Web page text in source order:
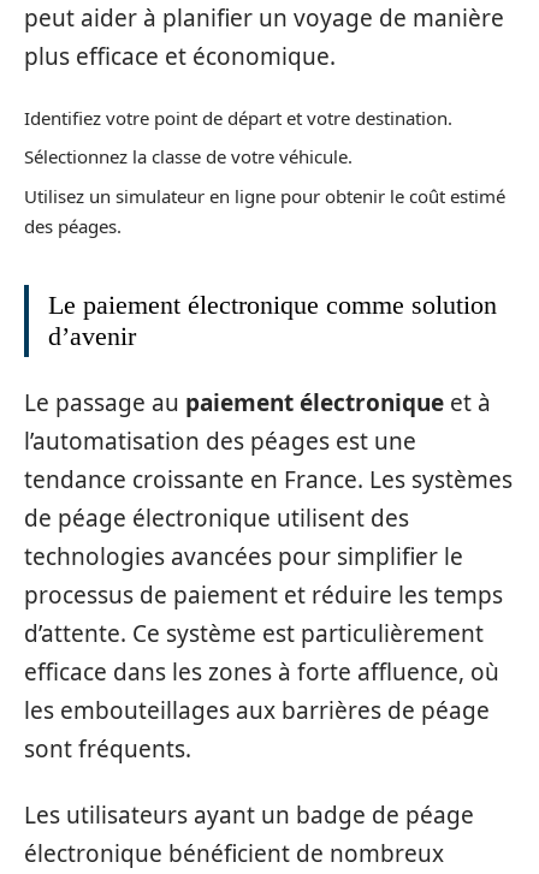
peut aider à planifier un voyage de manière
plus efficace et économique.
Identifiez votre point de départ et votre destination.
Sélectionnez la classe de votre véhicule.
Utilisez un simulateur en ligne pour obtenir le coût estimé
des péages.
Le paiement électronique comme solution
d’avenir
Le passage au paiement électronique et à
l’automatisation des péages est une
tendance croissante en France. Les systèmes
de péage électronique utilisent des
technologies avancées pour simplifier le
processus de paiement et réduire les temps
d’attente. Ce système est particulièrement
efficace dans les zones à forte affluence, où
les embouteillages aux barrières de péage
sont fréquents.
Les utilisateurs ayant un badge de péage
électronique bénéficient de nombreux